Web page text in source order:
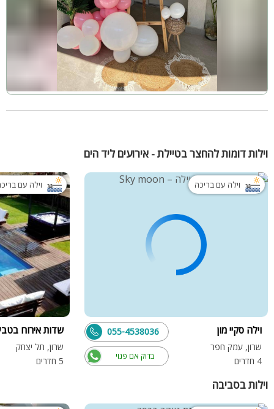
וילות דומות להחצר בטיילת - אירועים ליד הים
וילה עם בריכה
וילה סקיי מון
שרון, עמק חפר
4 חדרים
בדוק אם פנוי
055-4538036
וילה עם
שדות אירוח
שרון, תל יצחק
5 חדרים
וילות בסביבה